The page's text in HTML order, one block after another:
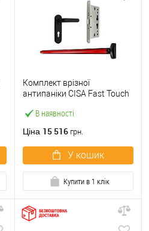
В наявності
Комплект врізної
антипаніки CISA Fast Touch
із замком та ручкою
Ціна 15 516 грн.
У кошик
Купити в 1 клік